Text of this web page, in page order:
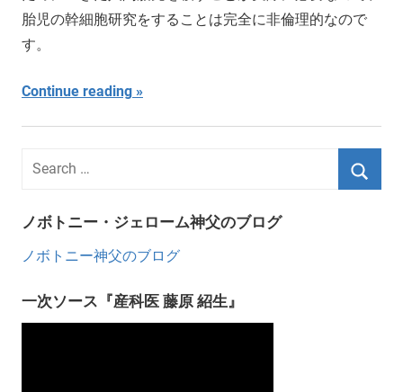
胎児の幹細胞研究をすることは完全に非倫理的なので
す。
Continue reading
ノボトニー・ジェローム神父のブログ
ノボトニー神父のブログ
一次ソース『産科医 藤原 紹生』